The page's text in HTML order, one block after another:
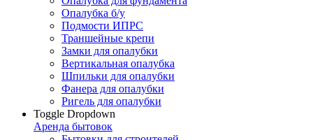
Опалубка б/у
Подмости ИПРС
Траншейные крепи
Замки для опалубки
Вертикальная опалубка
Шпильки для опалубки
Фанера для опалубки
Ригель для опалубки
Toggle Dropdown
Аренда бытовок